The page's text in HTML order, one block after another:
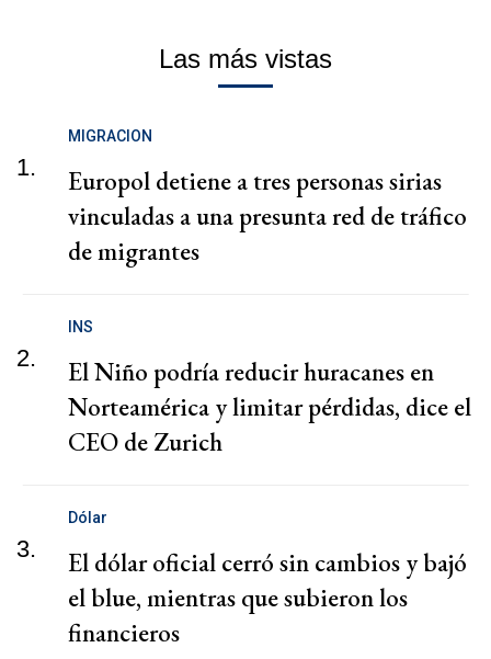
Las más vistas
1.
MIGRACION
Europol detiene a tres personas sirias
vinculadas a una presunta red de tráfico
de migrantes
2.
INS
El Niño podría reducir huracanes en
Norteamérica y limitar pérdidas, dice el
CEO de Zurich
3.
Dólar
El dólar oficial cerró sin cambios y bajó
el blue, mientras que subieron los
financieros